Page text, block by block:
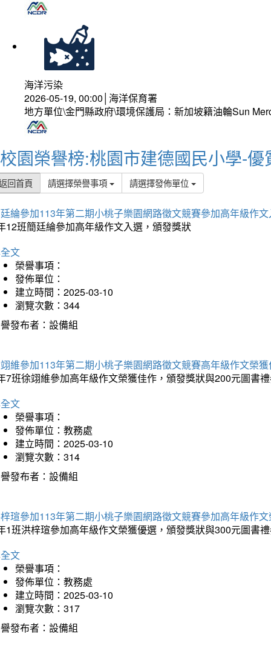
海洋污染
2026-05-19, 00:00│海洋保育署
地方單位\金門縣政府\環境保護局：新加坡籍油輪Sun
校園榮譽榜:桃園市建德國民小學-優
回首頁 請選擇榮譽事項 請選擇發佈單位
綸參加113年第二期小桃子樂園網路徵文競賽參加高年級作
12班簡廷綸參加高年級作文入選，頒發獎狀
文
榮譽事項：
發佈單位：
建立時間：2025-03-10
瀏覽次數：344
發布者：設備組
維參加113年第二期小桃子樂園網路徵文競賽高年級作文榮
7班徐翊維參加高年級作文榮獲佳作，頒發獎狀與200元圖書
文
榮譽事項：
發佈單位：教務處
建立時間：2025-03-10
瀏覽次數：314
發布者：設備組
瑄參加113年第二期小桃子樂園網路徵文競賽參加高年級作
1班洪梓瑄參加高年級作文榮獲優選，頒發獎狀與300元圖書
文
榮譽事項：
發佈單位：教務處
建立時間：2025-03-10
瀏覽次數：317
發布者：設備組